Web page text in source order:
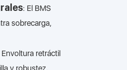
: El BMS
sobrecarga,
Envoltura retráctil